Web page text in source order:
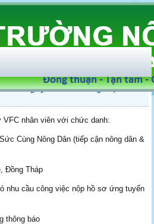
Công ty CP khử trùng Việt Nam
VFC nhân viên với chức danh:
Cùng Nông Dân (tiếp cận nông dân &
Đồng Tháp
nhu cầu công việc nộp hồ sơ ứng tuyển
thông báo